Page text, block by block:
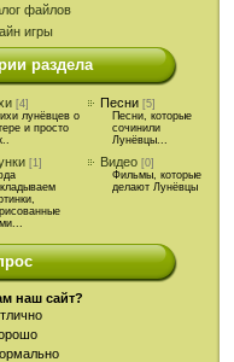
файлов
игры
раздела
[4]
лунёвцев о
и просто
Песни [5]
Песни, которые
сочинили
Лунёвцы...
[1]
Видео [0]
Фильмы, которые
делают Лунёвцы
наш сайт?